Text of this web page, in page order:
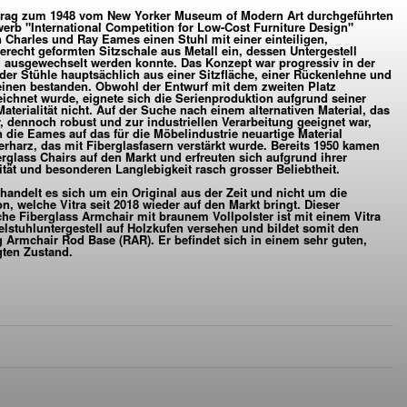
& RAY EAMES
VERFÜGBAR ARCHIV
zum 1948 vom New Yorker Museum of Modern Art durchgeführten
"International Competition for Low-Cost Furniture Design"
Charles und Ray Eames einen Stuhl mit einer einteiligen,
geformten Sitzschale aus Metall ein, dessen Untergestell
ausgewechselt werden konnte. Das Konzept war progressiv in der
Stühle hauptsächlich aus einer Sitzfläche, einer Rückenlehne und
bestanden. Obwohl der Entwurf mit dem zweiten Platz
wurde, eignete sich die Serienproduktion aufgrund seiner
nicht. Auf der Suche nach einem alternativen Material, das
dennoch robust und zur industriellen Verarbeitung geeignet war,
die Eames auf das für die Möbelindustrie neuartige Material
das mit Fiberglasfasern verstärkt wurde. Bereits 1950 kamen
Chairs auf den Markt und erfreuten sich aufgrund ihrer
und besonderen Langlebigkeit rasch grosser Beliebtheit.
es sich um ein Original aus der Zeit und nicht um die
welche Vitra seit 2018 wieder auf den Markt bringt. Dieser
Fiberglass Armchair mit braunem Vollpolster ist mit einem Vitra
auf Holzkufen versehen und bildet somit den
Armchair Rod Base (RAR). Er befindet sich in einem sehr guten,
Zustand.